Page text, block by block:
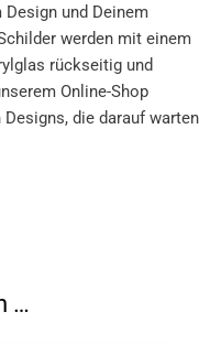
und Deinem
werden mit einem
rückseitig und
Online-Shop
die darauf warten
Ob schlicht und
wenig verspielt – wir
können auf Anfrage
als Geschenk für
…